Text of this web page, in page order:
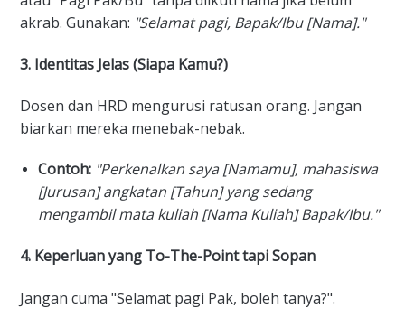
akrab. Gunakan: "Selamat pagi, Bapak/Ibu [Nama]."
3. Identitas Jelas (Siapa Kamu?)
Dosen dan HRD mengurusi ratusan orang. Jangan
biarkan mereka menebak-nebak.
Contoh: "Perkenalkan saya [Namamu], mahasiswa
[Jurusan] angkatan [Tahun] yang sedang
mengambil mata kuliah [Nama Kuliah] Bapak/Ibu."
4. Keperluan yang To-The-Point tapi Sopan
Jangan cuma "Selamat pagi Pak, boleh tanya?".